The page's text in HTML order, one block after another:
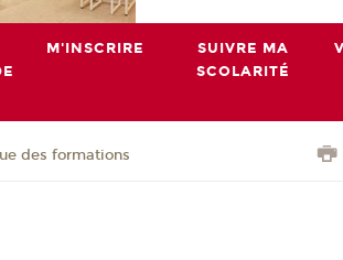
M'INSCRIRE
SUIVRE MA
SCOLARITÉ
des formations